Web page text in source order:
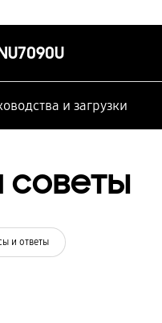
и загрузки
советы
и ответы